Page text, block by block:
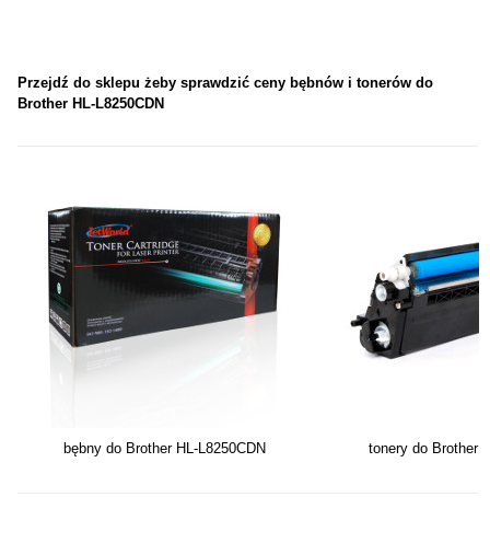
Przejdź do sklepu żeby sprawdzić ceny bębnów i tonerów do
Brother HL-L8250CDN
bębny do Brother HL-L8250CDN tonery do Brother